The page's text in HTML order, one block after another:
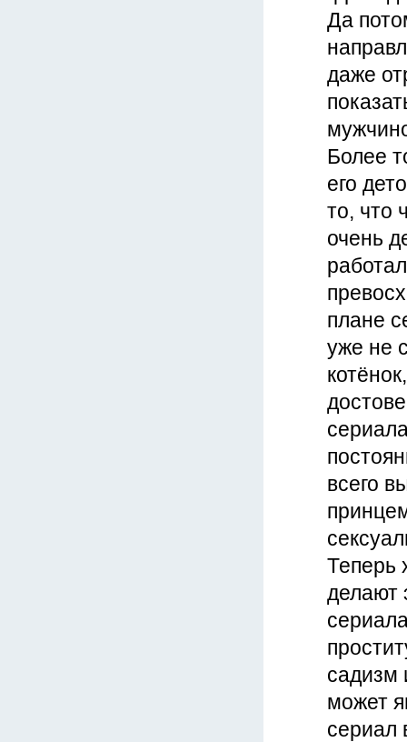
Да
даже
Более
его
то, что
очень
плане
уже не
всего
Теперь
делают
садизм
может
сериал